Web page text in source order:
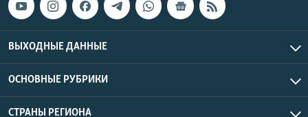
ВЫХОДНЫЕ ДАННЫЕ
ОСНОВНЫЕ РУБРИКИ
СТРАНЫ РЕГИОНА